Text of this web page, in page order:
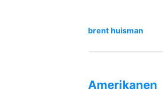
brent huisman
Amerikanen